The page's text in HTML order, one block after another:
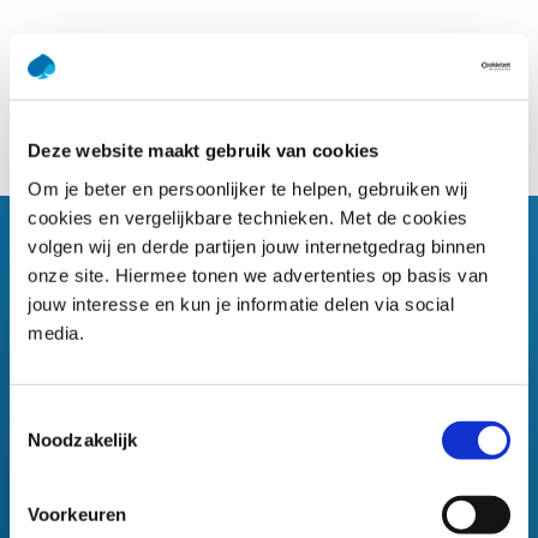
Deze website maakt gebruik van cookies
Om je beter en persoonlijker te helpen, gebruiken wij
cookies en vergelijkbare technieken. Met de cookies
volgen wij en derde partijen jouw internetgedrag binnen
onze site. Hiermee tonen we advertenties op basis van
jouw interesse en kun je informatie delen via social
media.
Noodzakelijk
Voorkeuren
Gerelateerd nieuws